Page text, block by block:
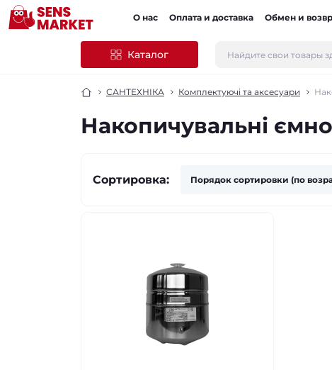
О нас Оплата и доставка Обмен и
Каталог
САНТЕХНІКА Комплектуючі та аксесуари
Накопичувальні
Сортировка: